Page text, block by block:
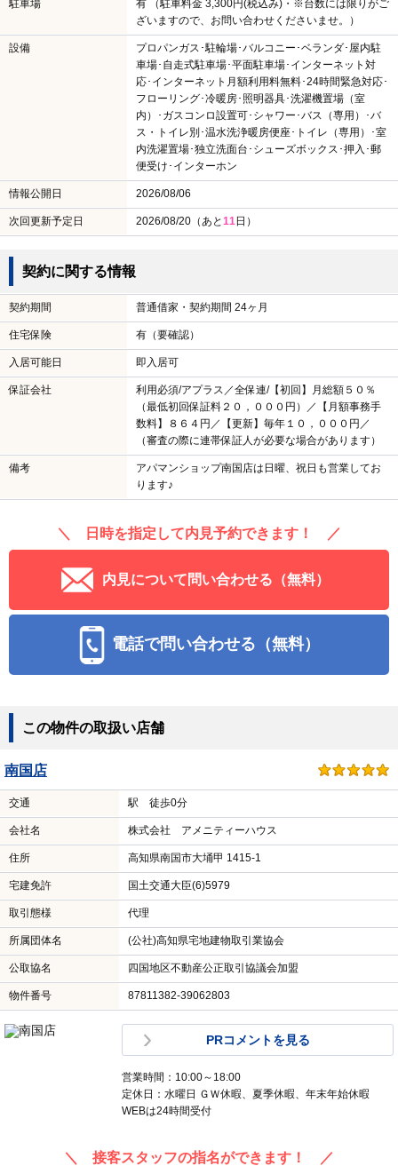
駐車場
有 （駐車料金 3,300円(税込み)・※台数には限りがご
ざいますので、お問い合わせくださいませ。）
設備
プロパンガス･駐輪場･バルコニー･ベランダ･屋内駐
車場･自走式駐車場･平面駐車場･インターネット対
応･インターネット月額利用料無料･24時間緊急対応･
フローリング･冷暖房･照明器具･洗濯機置場（室
内）･ガスコンロ設置可･シャワー･バス（専用）･バ
ス・トイレ別･温水洗浄暖房便座･トイレ（専用）･室
内洗濯置場･独立洗面台･シューズボックス･押入･郵
便受け･インターホン
情報公開日 2026/08/06
次回更新予定日 2026/08/20（あと11 日）
契約に関する情報
契約期間 普通借家・契約期間 24ヶ月
住宅保険 有（要確認）
入居可能日 即入居可
保証会社
利用必須/アプラス／全保連/【初回】月総額５０％
（最低初回保証料２０，０００円）／【月額事務手
数料】８６４円／【更新】毎年１０，０００円／
（審査の際に連帯保証人が必要な場合があります）
備考
アパマンショップ南国店は日曜、祝日も営業してお
ります♪
＼ 日時を指定して内見予約できます！ ／
内見について問い合わせる（無料）
電話で問い合わせる（無料）
この物件の取扱い店舗
南国店
交通 駅 徒歩0分
会社名 株式会社 アメニティーハウス
住所 高知県南国市大埇甲 1415-1
宅建免許 国土交通大臣(6)5979
取引態様 代理
所属団体名 (公社)高知県宅地建物取引業協会
公取協名 四国地区不動産公正取引協議会加盟
物件番号 87811382-39062803
PRコメントを見る
営業時間：10:00～18:00
定休日：水曜日 ＧＷ休暇、夏季休暇、年末年始休暇
WEBは24時間受付
＼ 接客スタッフの指名ができます！ ／